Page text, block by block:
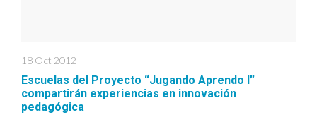
18 Oct 2012
Escuelas del Proyecto “Jugando Aprendo I”
compartirán experiencias en innovación
pedagógica